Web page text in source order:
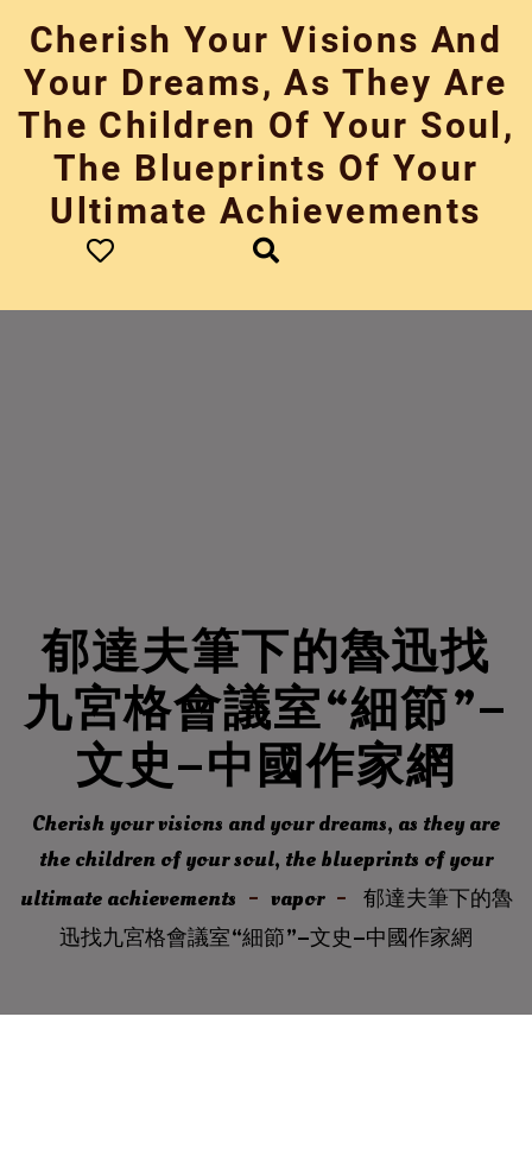
content
Cherish Your Visions And
Your Dreams, As They Are
The Children Of Your Soul,
The Blueprints Of Your
Ultimate Achievements
郁達夫筆下的魯迅找
九宮格會議室“細節”–
文史–中國作家網
Cherish your visions and your dreams, as they are
the children of your soul, the blueprints of your
ultimate achievements
vapor
郁達夫筆下的魯
迅找九宮格會議室“細節”–文史–中國作家網